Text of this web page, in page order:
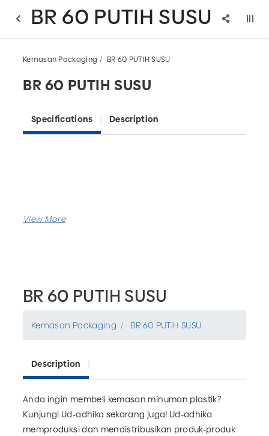
BR 60 PUTIH SUSU
Kemasan Packaging BR 60 PUTIH SUSU
BR 60 PUTIH SUSU
Specifications Description
BR 60 PUTIH SUSU
Kemasan Packaging BR 60 PUTIH SUSU
Description
Anda ingin membeli kemasan minuman plastik?
Kunjungi Ud-adhika sekarang juga! Ud-adhika
memproduksi dan mendistribusikan produk-produk